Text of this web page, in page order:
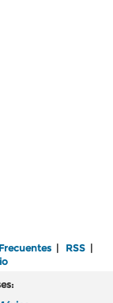
| RSS |